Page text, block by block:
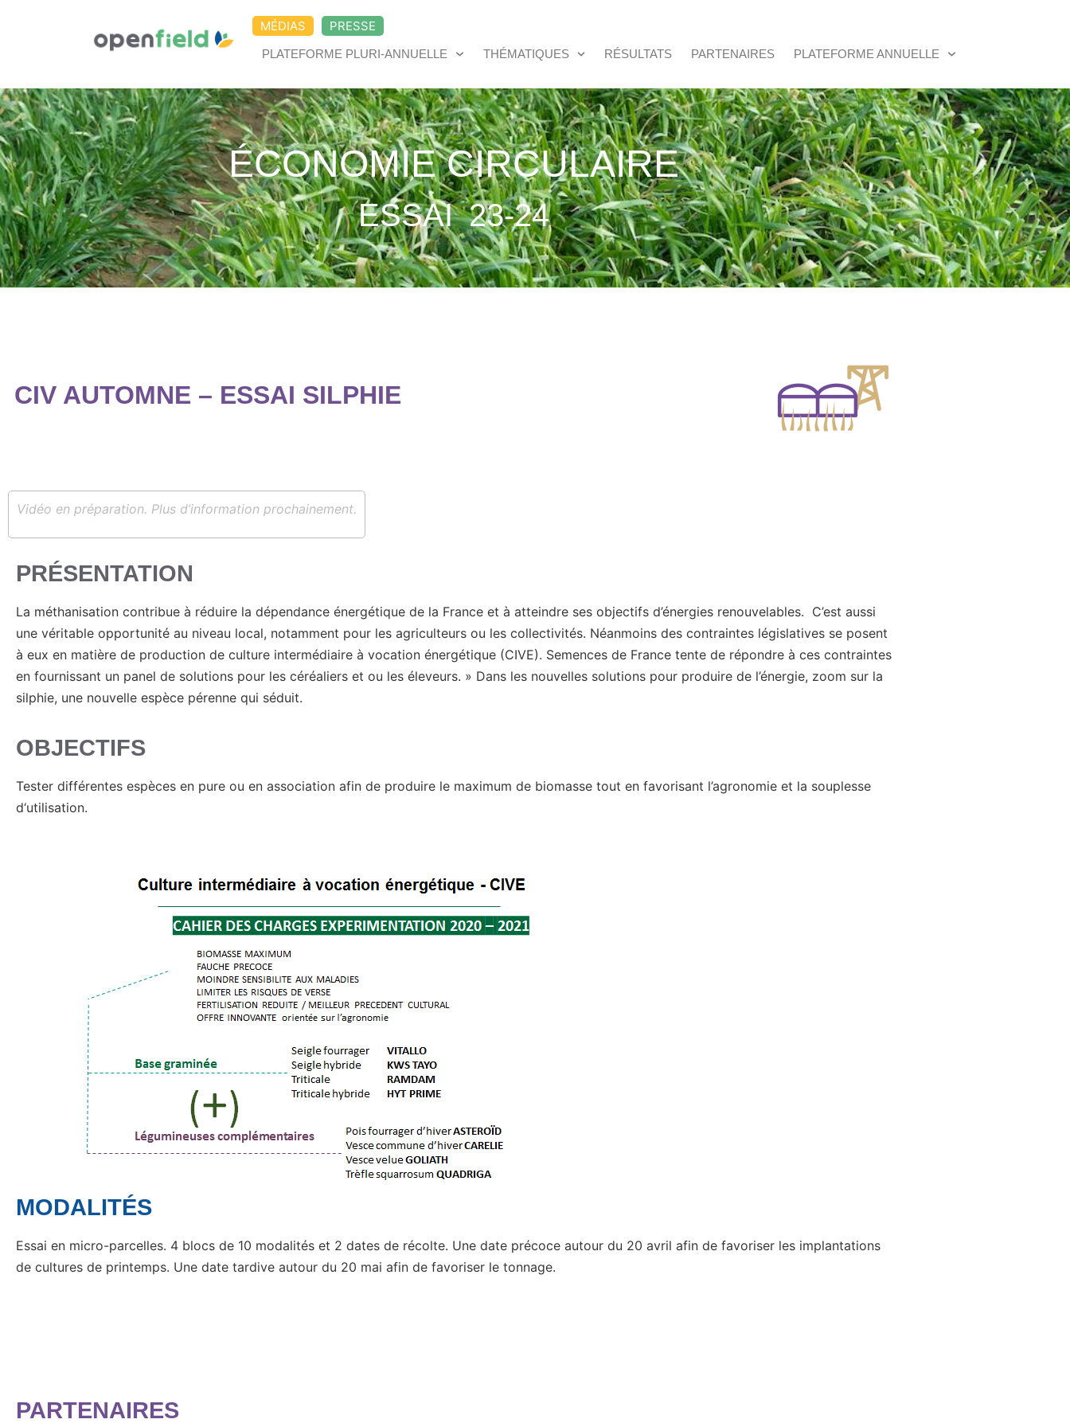
MÉDIAS PRESSE
PLATEFORME PLURI-ANNUELLE THÉMATIQUES RÉSULTATS PARTENAIRES PLATEFORME ANNUELLE
ÉCONOMIE CIRCULAIRE
ESSAI 23-24
CIV AUTOMNE – ESSAI SILPHIE
Vidéo en préparation. Plus d’information prochainement.
PRÉSENTATION
La méthanisation contribue à réduire la dépendance énergétique de la France et à atteindre ses objectifs d’énergies renouvelables. C’est aussi
une véritable opportunité au niveau local, notamment pour les agriculteurs ou les collectivités. Néanmoins des contraintes législatives se posent
à eux en matière de production de culture intermédiaire à vocation énergétique (CIVE). Semences de France tente de répondre à ces contraintes
en fournissant un panel de solutions pour les céréaliers et ou les éleveurs. » Dans les nouvelles solutions pour produire de l’énergie, zoom sur la
silphie, une nouvelle espèce pérenne qui séduit.
OBJECTIFS
Tester différentes espèces en pure ou en association afin de produire le maximum de biomasse tout en favorisant l’agronomie et la souplesse
d‘utilisation.
MODALITÉS
Essai en micro-parcelles. 4 blocs de 10 modalités et 2 dates de récolte. Une date précoce autour du 20 avril afin de favoriser les implantations
de cultures de printemps. Une date tardive autour du 20 mai afin de favoriser le tonnage.
PARTENAIRES